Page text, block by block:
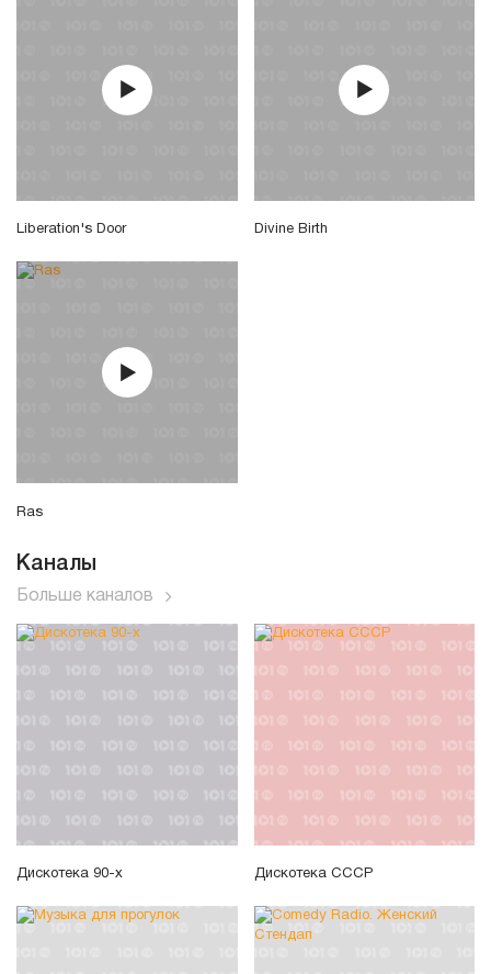
Liberation's Door Divine Birth
Ras
Каналы
Больше каналов
Дискотека 90-х Дискотека СССР